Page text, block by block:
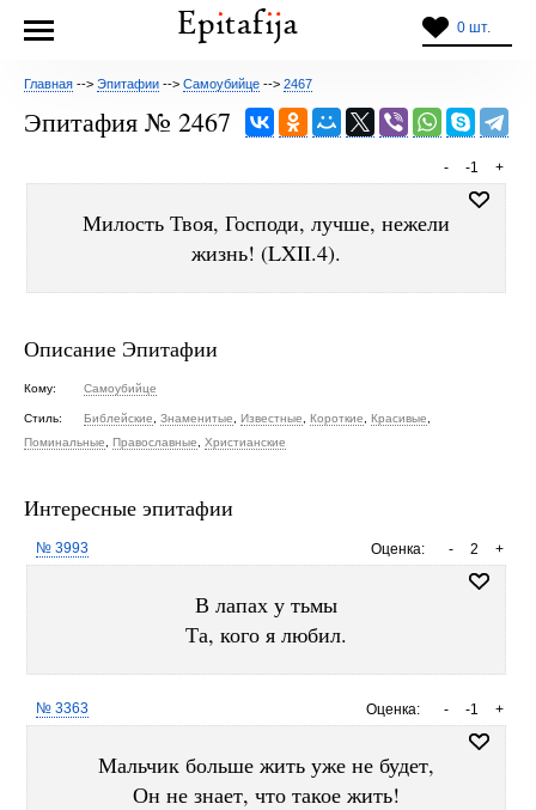
0 шт.
Главная --> Эпитафии --> Самоубийце --> 2467
Эпитафия № 2467
+
-1
-
Милость Твоя, Господи, лучше, нежели
жизнь! (LXII.4).
Описание Эпитафии
Кому: Самоубийце
Стиль: Библейские Знаменитые Известные Короткие Красивые
Поминальные
Православные Христианские
Интересные эпитафии
Оценка: +
2
-
№ 3993
В лапах у тьмы
Та, кого я любил.
Оценка: +
-1
-
№ 3363
Мальчик больше жить уже не будет,
Он не знает, что такое жить!